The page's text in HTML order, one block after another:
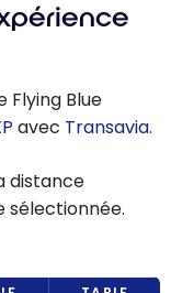
Flying Blue
avec Transavia.
distance
sélectionnée.